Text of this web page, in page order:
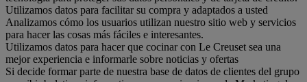
Utilizamos datos para facilitar su compra y adaptados a usted
Analizamos cómo los usuarios utilizan nuestro sitio web y servicios
para hacer las cosas más fáciles e interesantes.
Utilizamos datos para hacer que cocinar con Le Creuset sea una
mejor experiencia e informarle sobre noticias y ofertas
Si decide formar parte de nuestra base de datos de clientes del grupo